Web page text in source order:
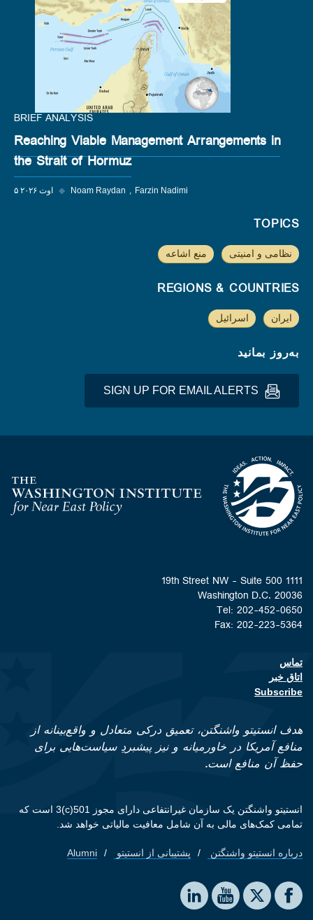
BRIEF ANALYSIS
Reaching Viable Management Arrangements in
the Strait of Hormuz
۵ اوت ۲۰۲۶ ◆ Noam Raydan Farzin Nadimi
TOPICS
نظامی و امنیتی منع اشاعه
REGIONS & COUNTRIES
ایران اسرائیل
به‌روز بمانید
Homepage
1111 19th Street NW - Suite 500
Washington D.C. 20036
Tel: 202-452-0650
Fax: 202-223-5364
Footer contact links
تماس
اتاق خبر
Subscribe
هدف انستیتو واشنگتن، تعمیق درکی متعادل و واقع‌بینانه از
منافع آمریکا در خاورمیانه و نیز پیشبردِ سیاست‌هایی برای
حفظ آن منافع است.
انستیتو واشنگتن یک سازمان غیرانتفاعی دارای مجوز 501(c)3 است که
تمامی کمک‌های مالی به آن شامل معافیت مالیاتی خواهد شد.
Footer quick links
درباره انستیتو واشنگتن پشتیبانی از انستیتو Alumni
Social media
The Washington Institute on Facebook
The Washington Institute on X
The Washington Institute on YouTube
The Washington Institute on LinkedIn